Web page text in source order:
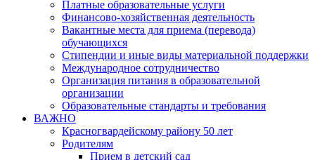
Платные образовательные услуги
Финансово-хозяйственная деятельность
Вакантные места для приема (перевода)
обучающихся
Стипендии и иные виды материальной поддержки
Международное сотрудничество
Организация питания в образовательной
организации
Образовательные стандарты и требования
ВАЖНО
Красногвардейскому району 50 лет
Родителям
Прием в детский сад